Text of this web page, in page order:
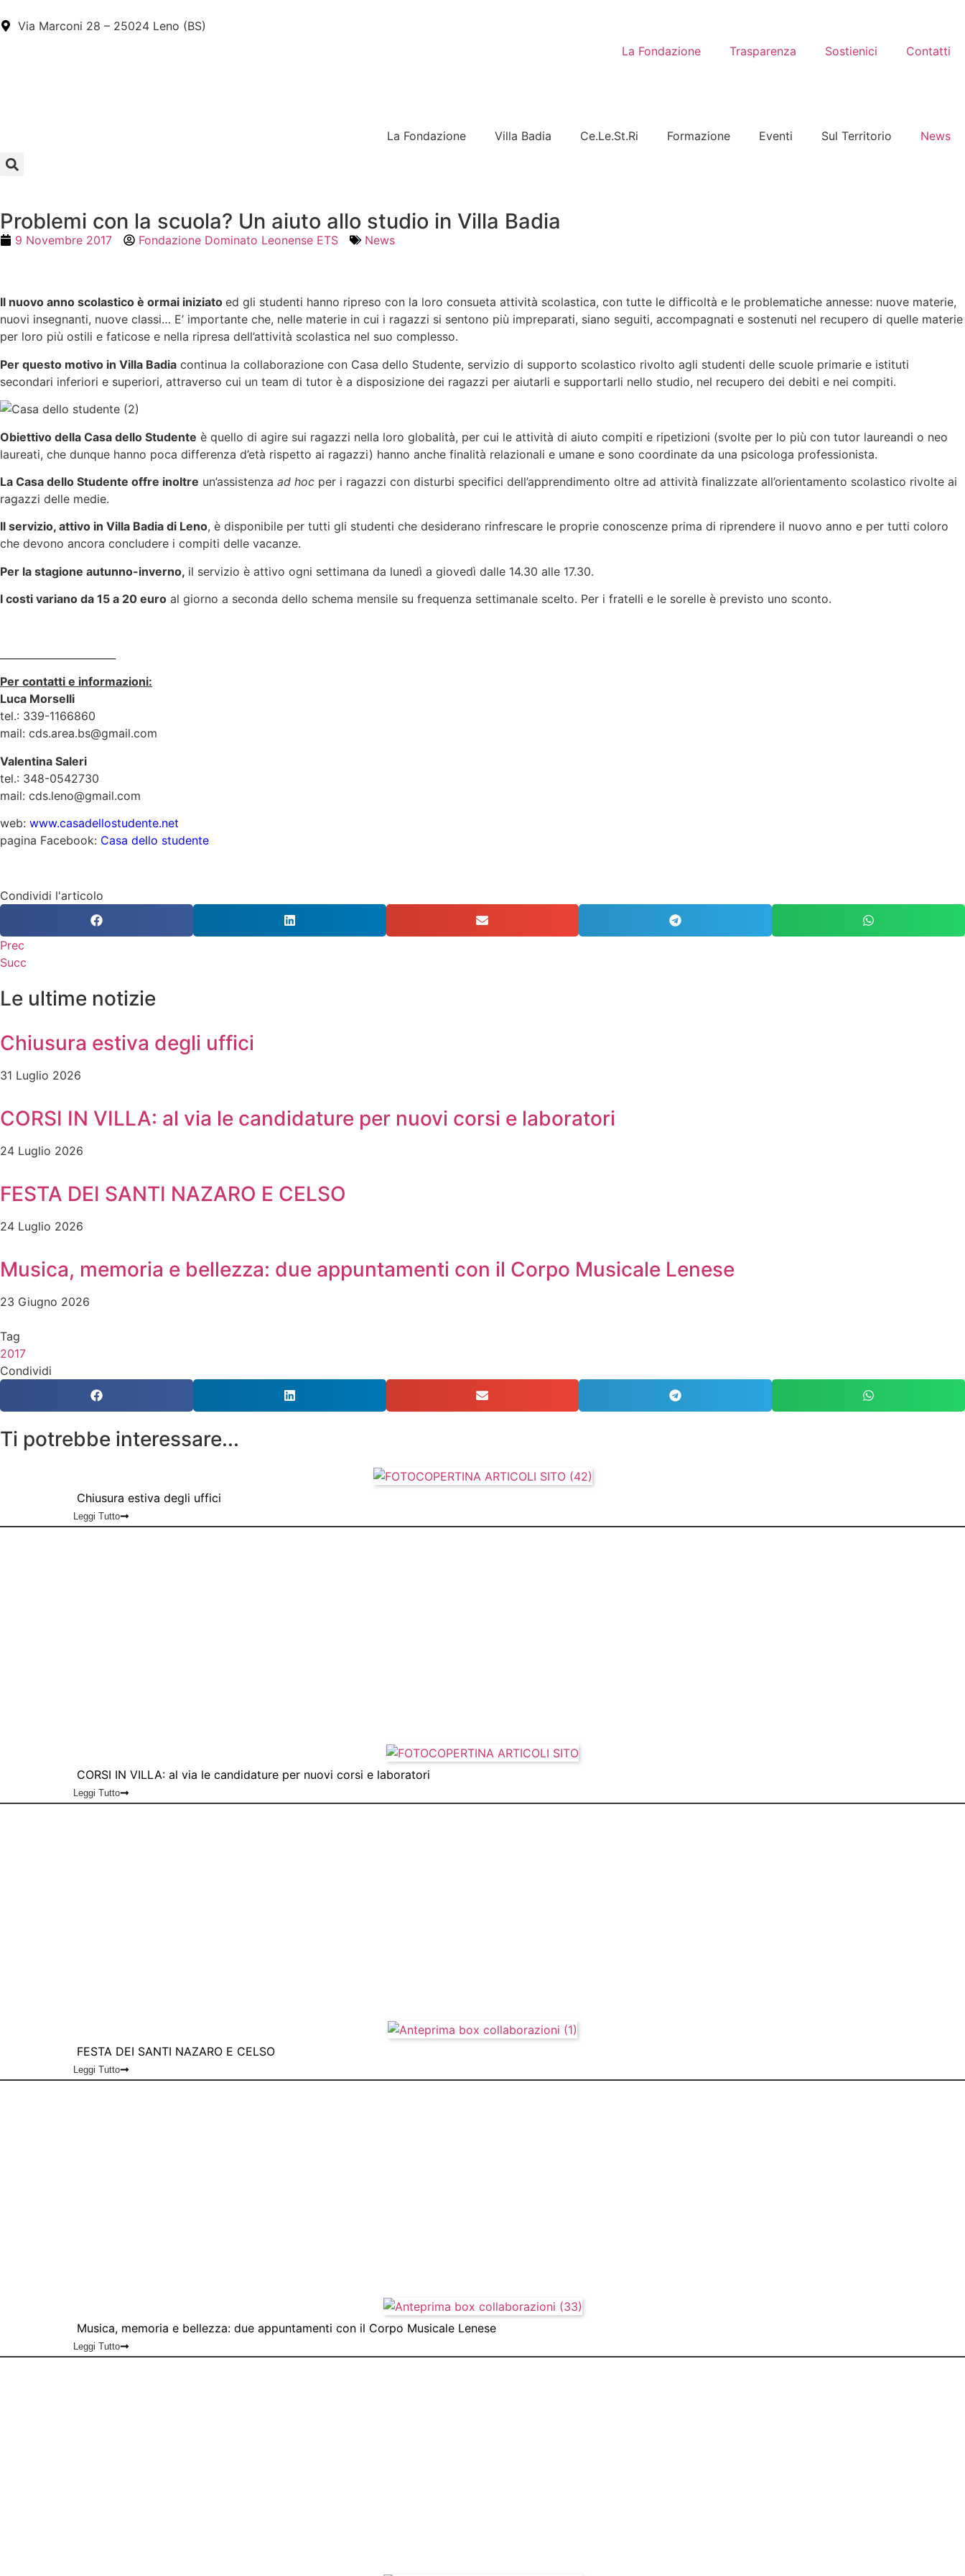
Via Marconi 28 – 25024 Leno (BS)
La Fondazione
Trasparenza Sostienici Contatti
La Fondazione Villa Badia Ce.Le.St.Ri Formazione Eventi Sul Territorio News
Problemi con la scuola? Un aiuto allo studio in Villa Badia
9 Novembre 2017 Fondazione Dominato Leonense ETS News
Il nuovo anno scolastico è ormai iniziato ed gli studenti hanno ripreso con la loro consueta attività scolastica, con tutte le difficoltà e le problematiche annesse: nuove materie,
nuovi insegnanti, nuove classi… E’ importante che, nelle materie in cui i ragazzi si sentono più impreparati, siano seguiti, accompagnati e sostenuti nel recupero di quelle materie
per loro più ostili e faticose e nella ripresa dell’attività scolastica nel suo complesso.
Per questo motivo in Villa Badia continua la collaborazione con Casa dello Studente, servizio di supporto scolastico rivolto agli studenti delle scuole primarie e istituti
secondari inferiori e superiori, attraverso cui un team di tutor è a disposizione dei ragazzi per aiutarli e supportarli nello studio, nel recupero dei debiti e nei compiti.
Obiettivo della Casa dello Studente è quello di agire sui ragazzi nella loro globalità, per cui le attività di aiuto compiti e ripetizioni (svolte per lo più con tutor laureandi o neo
laureati, che dunque hanno poca differenza d’età rispetto ai ragazzi) hanno anche finalità relazionali e umane e sono coordinate da una psicologa professionista.
La Casa dello Studente offre inoltre un’assistenza ad hoc per i ragazzi con disturbi specifici dell’apprendimento oltre ad attività finalizzate all’orientamento scolastico rivolte ai
ragazzi delle medie.
Il servizio, attivo in Villa Badia di Leno, è disponibile per tutti gli studenti che desiderano rinfrescare le proprie conoscenze prima di riprendere il nuovo anno e per tutti coloro
che devono ancora concludere i compiti delle vacanze.
Per la stagione autunno-inverno, il servizio è attivo ogni settimana da lunedì a giovedì dalle 14.30 alle 17.30.
I costi variano da 15 a 20 euro al giorno a seconda dello schema mensile su frequenza settimanale scelto. Per i fratelli e le sorelle è previsto uno sconto.
Per contatti e informazioni:
Luca Morselli
tel.: 339-1166860
mail: cds.area.bs@gmail.com
Valentina Saleri
tel.: 348-0542730
mail: cds.leno@gmail.com
web: www.casadellostudente.net
pagina Facebook: Casa dello studente
Condividi l'articolo
Prec
Succ
Le ultime notizie
Chiusura estiva degli uffici
31 Luglio 2026
CORSI IN VILLA: al via le candidature per nuovi corsi e laboratori
24 Luglio 2026
FESTA DEI SANTI NAZARO E CELSO
24 Luglio 2026
Musica, memoria e bellezza: due appuntamenti con il Corpo Musicale Lenese
23 Giugno 2026
Tag
2017
Condividi
Ti potrebbe interessare...
Chiusura estiva degli uffici
Leggi Tutto
CORSI IN VILLA: al via le candidature per nuovi corsi e laboratori
Leggi Tutto
FESTA DEI SANTI NAZARO E CELSO
Leggi Tutto
Musica, memoria e bellezza: due appuntamenti con il Corpo Musicale Lenese
Leggi Tutto